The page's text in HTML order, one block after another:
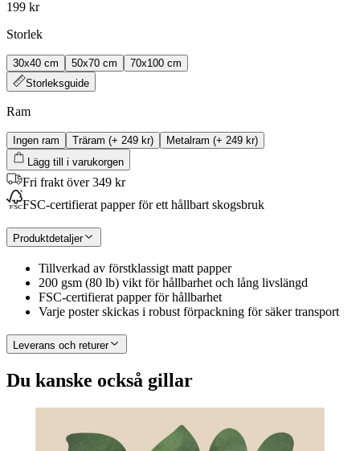
199 kr
Storlek
30x40 cm 50x70 cm
70x100 cm
Storleksguide
Ram
Ingen ram Träram (+ 249 kr) Metalram (+ 249 kr)
Lägg till i varukorgen
Fri frakt över 349 kr
FSC-certifierat papper för ett hållbart skogsbruk
Produktdetaljer
Tillverkad av förstklassigt matt papper
200 gsm (80 lb) vikt för hållbarhet och lång livslängd
FSC-certifierat papper för hållbarhet
Varje poster skickas i robust förpackning för säker transport
Leverans och returer
Du kanske också gillar